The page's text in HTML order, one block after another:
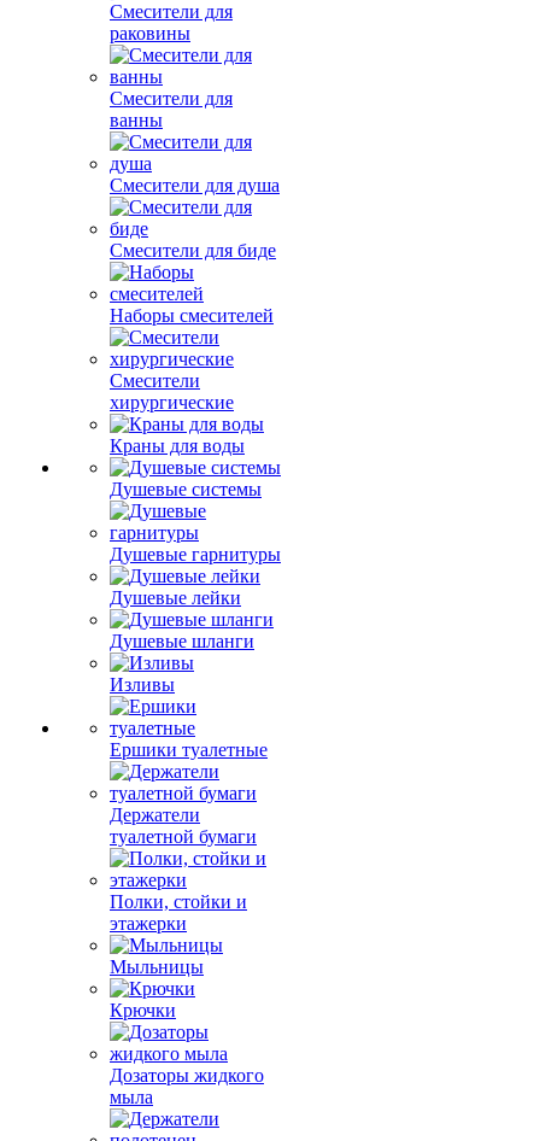
Смесители для
раковины
Смесители для
ванны
Смесители для душа
Смесители для биде
Наборы смесителей
Смесители
хирургические
Краны для воды
Душевые системы
Душевые гарнитуры
Душевые лейки
Душевые шланги
Изливы
Ершики туалетные
Держатели
туалетной бумаги
Полки, стойки и
этажерки
Мыльницы
Крючки
Дозаторы жидкого
мыла